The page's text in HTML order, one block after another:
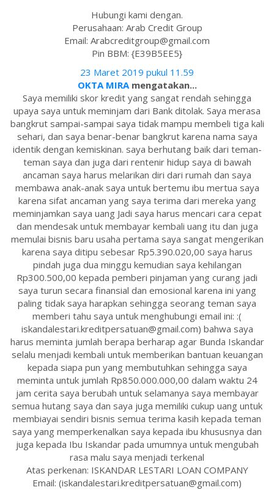
Hubungi kami dengan.
Perusahaan: Arab Credit Group
Email: Arabcreditgroup@gmail.com
Pin BBM: {E39B5EE5}
23 Maret 2019 pukul 11.59
OKTA MIRAmengatakan...
Saya memiliki skor kredit yang sangat rendah sehingga
upaya saya untuk meminjam dari Bank ditolak. Saya merasa
bangkrut sampai-sampai saya tidak mampu membeli tiga kali
sehari, dan saya benar-benar bangkrut karena nama saya
identik dengan kemiskinan. saya berhutang baik dari teman-
teman saya dan juga dari rentenir hidup saya di bawah
ancaman saya harus melarikan diri dari rumah dan saya
membawa anak-anak saya untuk bertemu ibu mertua saya
karena sifat ancaman yang saya terima dari mereka yang
meminjamkan saya uang Jadi saya harus mencari cara cepat
dan mendesak untuk membayar kembali uang itu dan juga
memulai bisnis baru usaha pertama saya sangat mengerikan
karena saya ditipu sebesar Rp5.390.020,00 saya harus
pindah juga dua minggu kemudian saya kehilangan
Rp300.500,00 kepada pemberi pinjaman yang curang jadi
saya turun secara finansial dan emosional karena ini yang
paling tidak saya harapkan sehingga seorang teman saya
memberi tahu saya untuk menghubungi email ini: :(
iskandalestari.kreditpersatuan@gmail.com) bahwa saya
harus meminta jumlah berapa berharap agar Bunda Iskandar
selalu menjadi kembali untuk memberikan bantuan keuangan
kepada siapa pun yang membutuhkan sehingga saya
meminta untuk jumlah Rp850.000.000,00 dalam waktu 24
jam cerita saya berubah untuk selamanya saya membayar
semua hutang saya dan saya juga memiliki cukup uang untuk
membiayai sendiri bisnis semua terima kasih kepada teman
saya yang memperkenalkan saya kepada ibu khususnya dan
juga kepada Ibu Iskandar pada umumnya untuk mengubah
rasa malu saya menjadi terkenal
Atas perkenan: ISKANDAR LESTARI LOAN COMPANY
Email: (iskandalestari.kreditpersatuan@gmail.com)